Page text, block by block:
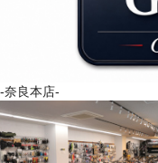
-奈良本店-